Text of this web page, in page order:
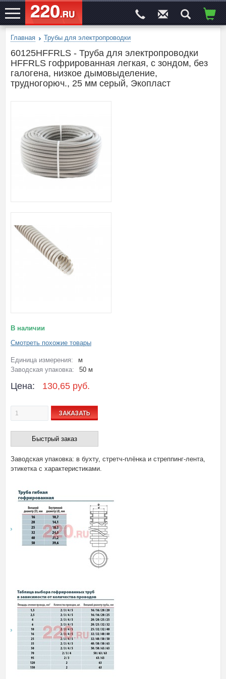
ЭЛЕКТРОСАЙТ№1
Главная Трубы для электропроводки
60125HFFRLS - Труба для электропроводки
HFFRLS гофрированная легкая, с зондом, без
галогена, низкое дымовыделение,
трудногорюч., 25 мм серый, Экопласт
В наличии
Смотреть похожие товары
Единица измерения:
м
Заводская упаковка:
50 м
Цена: 130,65 руб.
ЗАКАЗАТЬ
Быстрый заказ
Заводская упаковка: в бухту, стретч-плёнка и стреппинг-лента,
этикетка с характеристиками.